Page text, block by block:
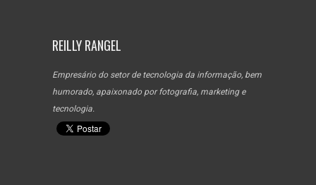
REILLY RANGEL
Empresário do setor de tecnologia da informação, bem
humorado, apaixonado por fotografia, marketing e
tecnologia.